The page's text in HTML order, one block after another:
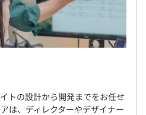
トの設計から開発までをお任せ
は、ディレクターやデザイナー